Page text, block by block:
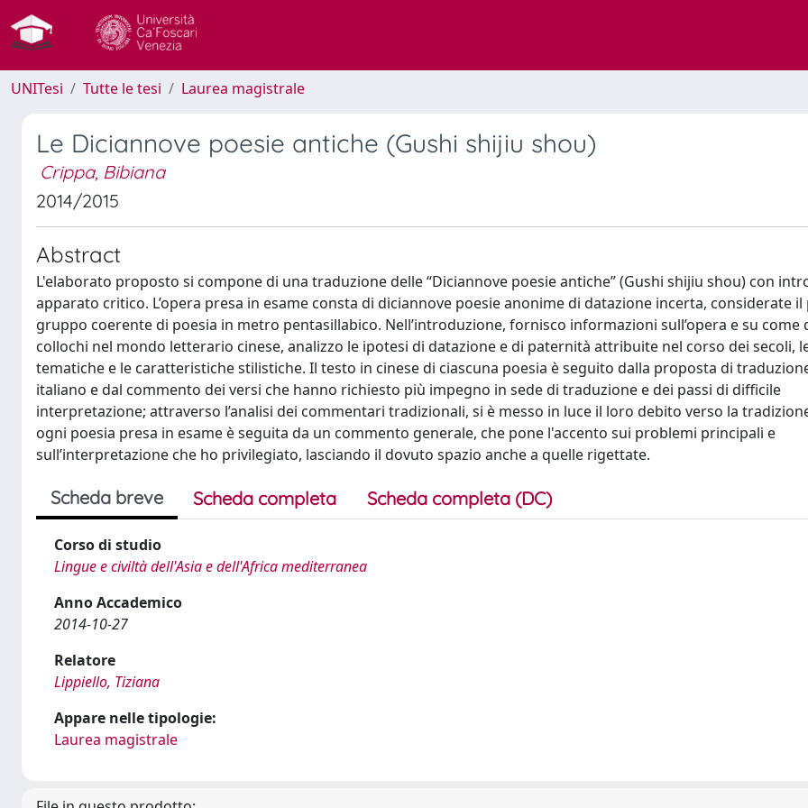
UNITesi Tutte le tesi Laurea magistrale
Le Diciannove poesie antiche (Gushi shijiu shou)
Crippa, Bibiana
2014/2015
Abstract
L'elaborato proposto si compone di una traduzione delle “Diciannove poesie antiche” (Gushi shijiu shou) con
apparato critico. L’opera presa in esame consta di diciannove poesie anonime di datazione incerta, considerate
gruppo coerente di poesia in metro pentasillabico. Nell’introduzione, fornisco informazioni sull’opera e su come
collochi nel mondo letterario cinese, analizzo le ipotesi di datazione e di paternità attribuite nel corso dei secoli,
tematiche e le caratteristiche stilistiche. Il testo in cinese di ciascuna poesia è seguito dalla proposta di
italiano e dal commento dei versi che hanno richiesto più impegno in sede di traduzione e dei passi di difficile
interpretazione; attraverso l’analisi dei commentari tradizionali, si è messo in luce il loro debito verso la
ogni poesia presa in esame è seguita da un commento generale, che pone l'accento sui problemi principali e
sull’interpretazione che ho privilegiato, lasciando il dovuto spazio anche a quelle rigettate.
Scheda breve Scheda completa Scheda completa (DC)
Corso di studio
Lingue e civiltà dell'Asia e dell'Africa mediterranea
Anno Accademico
2014-10-27
Relatore
Lippiello, Tiziana
Appare nelle tipologie:
Laurea magistrale